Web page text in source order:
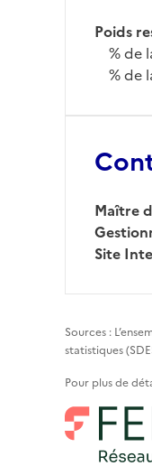
Poids
% de
% de
Maître
Site
Sources :
statistiques
Pour plus de